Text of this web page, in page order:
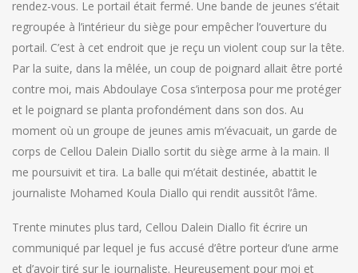
rendez-vous. Le portail était fermé. Une bande de jeunes s’était
regroupée à l’intérieur du siège pour empêcher l’ouverture du
portail. C’est à cet endroit que je reçu un violent coup sur la tête.
Par la suite, dans la mêlée, un coup de poignard allait être porté
contre moi, mais Abdoulaye Cosa s’interposa pour me protéger
et le poignard se planta profondément dans son dos. Au
moment où un groupe de jeunes amis m’évacuait, un garde de
corps de Cellou Dalein Diallo sortit du siège arme à la main. Il
me poursuivit et tira. La balle qui m’était destinée, abattit le
journaliste Mohamed Koula Diallo qui rendit aussitôt l’âme.
Trente minutes plus tard, Cellou Dalein Diallo fit écrire un
communiqué par lequel je fus accusé d’être porteur d’une arme
et d’avoir tiré sur le journaliste. Heureusement pour moi et